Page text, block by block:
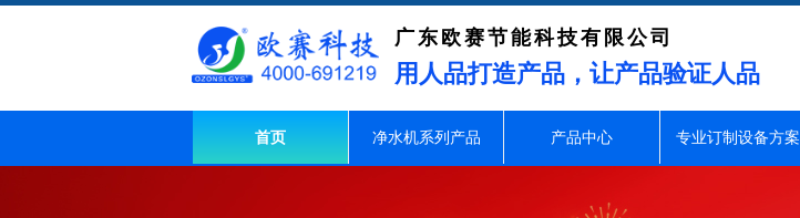
首页 净水机系列产品 产品中心 专业订制设备方案
广东欧赛节能科技有限公司
用人品打造产品，让产品验证人品